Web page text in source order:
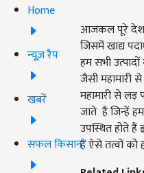
Home
न्यूज़ रैप
खबरें
सफल किसान
आजकल पूरे देश
जिसमें खाद्य
हम सभी
जैसी महामारी
महामारी से लड़
जाते है जिन्हें
उपस्थित होते
हैं ऐसे तत्वों को